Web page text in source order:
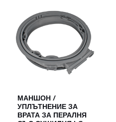
МАНШОН /
УПЛЪТНЕНИЕ ЗА
ВРАТА ЗА ПЕРАЛНЯ